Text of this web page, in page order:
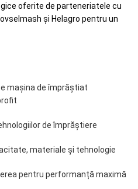
oferite de parteneriatele cu
și Helagro pentru un
mașina de împrăștiat
de împrăștiere
materiale și tehnologie
pentru performanță maximă